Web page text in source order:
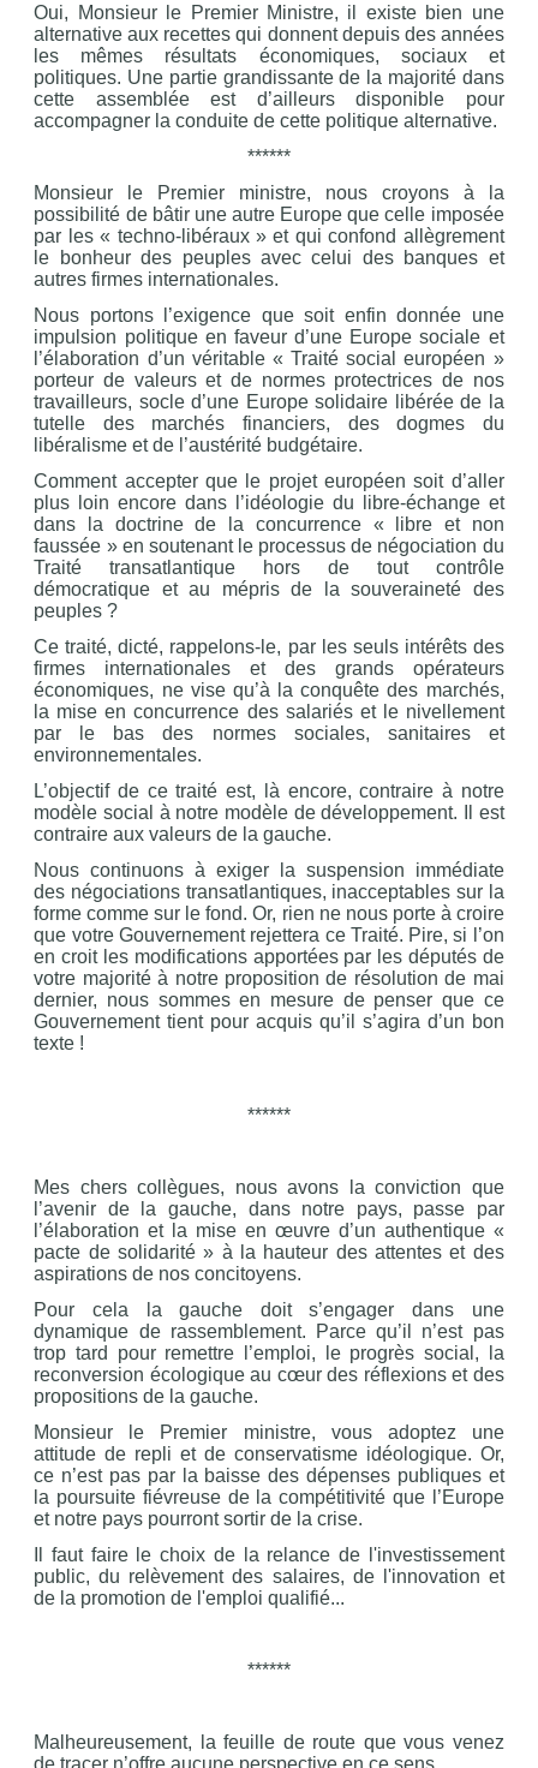
Oui, Monsieur le Premier Ministre, il existe bien une
alternative aux recettes qui donnent depuis des années
les mêmes résultats économiques, sociaux et
politiques. Une partie grandissante de la majorité dans
cette assemblée est d’ailleurs disponible pour
accompagner la conduite de cette politique alternative.
******
Monsieur le Premier ministre, nous croyons à la
possibilité de bâtir une autre Europe que celle imposée
par les « techno-libéraux » et qui confond allègrement
le bonheur des peuples avec celui des banques et
autres firmes internationales.
Nous portons l’exigence que soit enfin donnée une
impulsion politique en faveur d’une Europe sociale et
l’élaboration d’un véritable « Traité social européen »
porteur de valeurs et de normes protectrices de nos
travailleurs, socle d’une Europe solidaire libérée de la
tutelle des marchés financiers, des dogmes du
libéralisme et de l’austérité budgétaire.
Comment accepter que le projet européen soit d’aller
plus loin encore dans l’idéologie du libre-échange et
dans la doctrine de la concurrence « libre et non
faussée » en soutenant le processus de négociation du
Traité transatlantique hors de tout contrôle
démocratique et au mépris de la souveraineté des
peuples ?
Ce traité, dicté, rappelons-le, par les seuls intérêts des
firmes internationales et des grands opérateurs
économiques, ne vise qu’à la conquête des marchés,
la mise en concurrence des salariés et le nivellement
par le bas des normes sociales, sanitaires et
environnementales.
L’objectif de ce traité est, là encore, contraire à notre
modèle social à notre modèle de développement. Il est
contraire aux valeurs de la gauche.
Nous continuons à exiger la suspension immédiate
des négociations transatlantiques, inacceptables sur la
forme comme sur le fond. Or, rien ne nous porte à croire
que votre Gouvernement rejettera ce Traité. Pire, si l’on
en croit les modifications apportées par les députés de
votre majorité à notre proposition de résolution de mai
dernier, nous sommes en mesure de penser que ce
Gouvernement tient pour acquis qu’il s’agira d’un bon
texte !
******
Mes chers collègues, nous avons la conviction que
l’avenir de la gauche, dans notre pays, passe par
l’élaboration et la mise en œuvre d’un authentique «
pacte de solidarité » à la hauteur des attentes et des
aspirations de nos concitoyens.
Pour cela la gauche doit s’engager dans une
dynamique de rassemblement. Parce qu’il n’est pas
trop tard pour remettre l’emploi, le progrès social, la
reconversion écologique au cœur des réflexions et des
propositions de la gauche.
Monsieur le Premier ministre, vous adoptez une
attitude de repli et de conservatisme idéologique. Or,
ce n’est pas par la baisse des dépenses publiques et
la poursuite fiévreuse de la compétitivité que l’Europe
et notre pays pourront sortir de la crise.
Il faut faire le choix de la relance de l'investissement
public, du relèvement des salaires, de l'innovation et
de la promotion de l'emploi qualifié...
******
Malheureusement, la feuille de route que vous venez
de tracer n’offre aucune perspective en ce sens.